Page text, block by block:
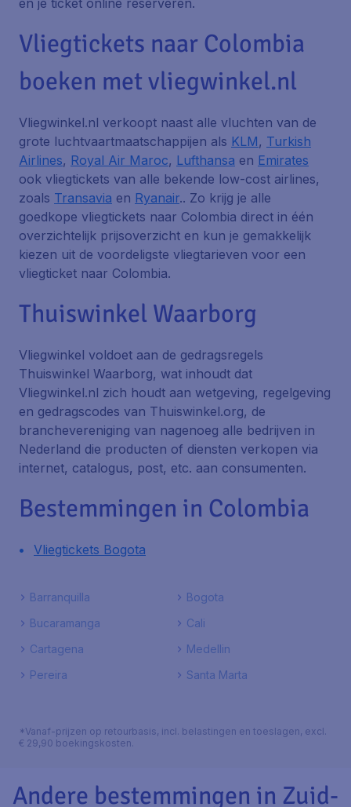
en je ticket online reserveren.
Vliegtickets naar Colombia
boeken met vliegwinkel.nl
Vliegwinkel.nl verkoopt naast alle vluchten van de
grote luchtvaartmaatschappijen als KLM, Turkish
Airlines, Royal Air Maroc, Lufthansa en Emirates
ook vliegtickets van alle bekende low-cost airlines,
zoals Transavia en Ryanair.. Zo krijg je alle
goedkope vliegtickets naar Colombia direct in één
overzichtelijk prijsoverzicht en kun je gemakkelijk
kiezen uit de voordeligste vliegtarieven voor een
vliegticket naar Colombia.
Thuiswinkel Waarborg
Vliegwinkel voldoet aan de gedragsregels
Thuiswinkel Waarborg, wat inhoudt dat
Vliegwinkel.nl zich houdt aan wetgeving, regelgeving
en gedragscodes van Thuiswinkel.org, de
branchevereniging van nagenoeg alle bedrijven in
Nederland die producten of diensten verkopen via
internet, catalogus, post, etc. aan consumenten.
Bestemmingen in Colombia
Vliegtickets Bogota
Barranquilla
Bogota
Bucaramanga
Cali
Cartagena
Medellin
Pereira
Santa Marta
*Vanaf-prijzen op retourbasis, incl. belastingen en toeslagen, excl.
€ 29,90 boekingskosten.
Andere bestemmingen in Zuid-